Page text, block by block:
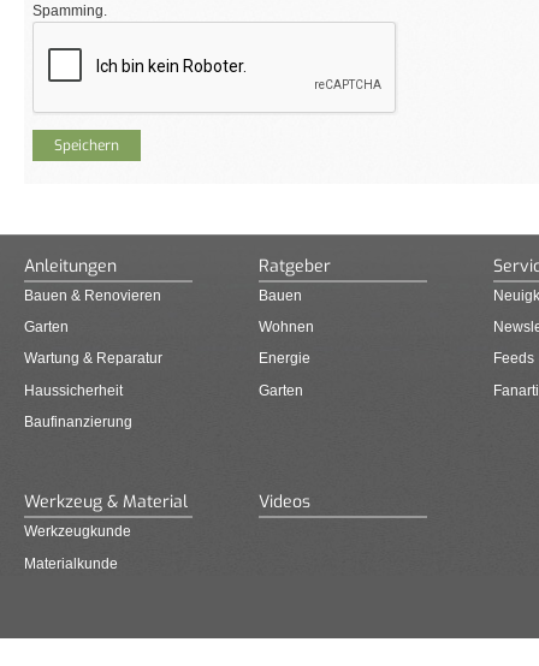
Spamming.
Anleitungen
Bauen & Renovieren
Garten
Wartung & Reparatur
Haussicherheit
Baufinanzierung
Ratgeber
Bauen
Wohnen
Energie
Garten
Feeds
Werkzeug & Material
Werkzeugkunde
Materialkunde
Videos